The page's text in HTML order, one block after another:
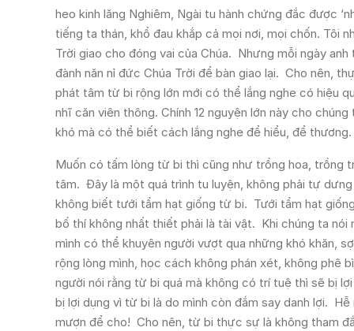
heo kinh lăng Nghiêm, Ngài tu hành chứng đắc được
tiếng ta thán, khổ đau khắp cả mọi nơi, mọi chốn. Tôi
Trời giao cho đóng vai của Chúa. Nhưng mỗi ngày
đành năn nỉ đức Chúa Trời để bàn giao lại. Cho nên,
phát tâm từ bi rộng lớn mới có thể lắng nghe có hiệu
nhĩ căn viên thông. Chính 12 nguyện lớn này cho
khó mà có thể biết cách lắng nghe để hiểu, để thương.
Muốn có tấm lòng từ bi thì cũng như trồng hoa, trồng
tâm. Đây là một quá trình tu luyện, không phải tự
không biết tưới tẩm hạt giống từ bi. Tưới tẩm hạt
bố thí không nhất thiết phải là tài vật. Khi chúng ta
mình có thể khuyên người vượt qua những khó khăn,
rộng lòng mình, học cách không phán xét, không phê
người nói rằng từ bi quá mà không có trí tuệ thì sẽ bị
bị lợi dụng vì từ bi là do mình còn đắm say danh lợi.
mượn để cho! Cho nên, từ bi thực sự là không tham